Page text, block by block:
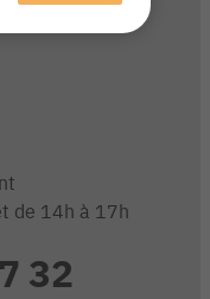
de 14h à 17h
32